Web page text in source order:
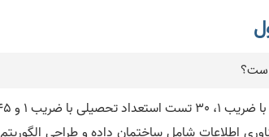
است؟
دفترچه سوالات کنکور دکتری فناوری اطلاعات شامل 30